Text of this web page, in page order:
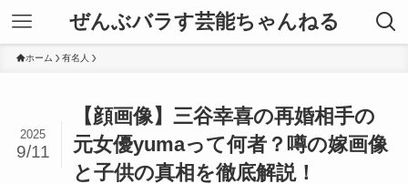
ぜんぶバラす芸能ちゃんねる
ホーム 有名人
【顔画像】三谷幸喜の再婚相手の
元女優yumaって何者？噂の嫁画像
と子供の真相を徹底解説！
2025
9/11